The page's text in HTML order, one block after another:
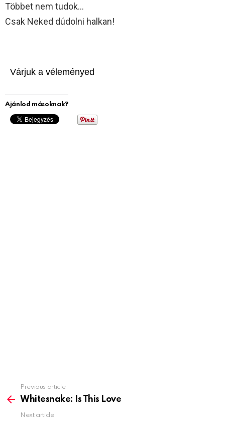
Többet nem tudok…
Csak Neked dúdolni halkan!
Várjuk a véleményed
Ajánlod másoknak?
more
Previous article
Whitesnake: Is This Love
Next article